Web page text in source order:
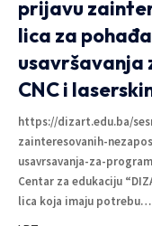
prijavu
lica za
usavršavanja
CNC i
https://dizart.edu.ba/
zainteresovanih-
usavrsavanja-za-
Centar za edukaciju
lica koja imaju potrebu…